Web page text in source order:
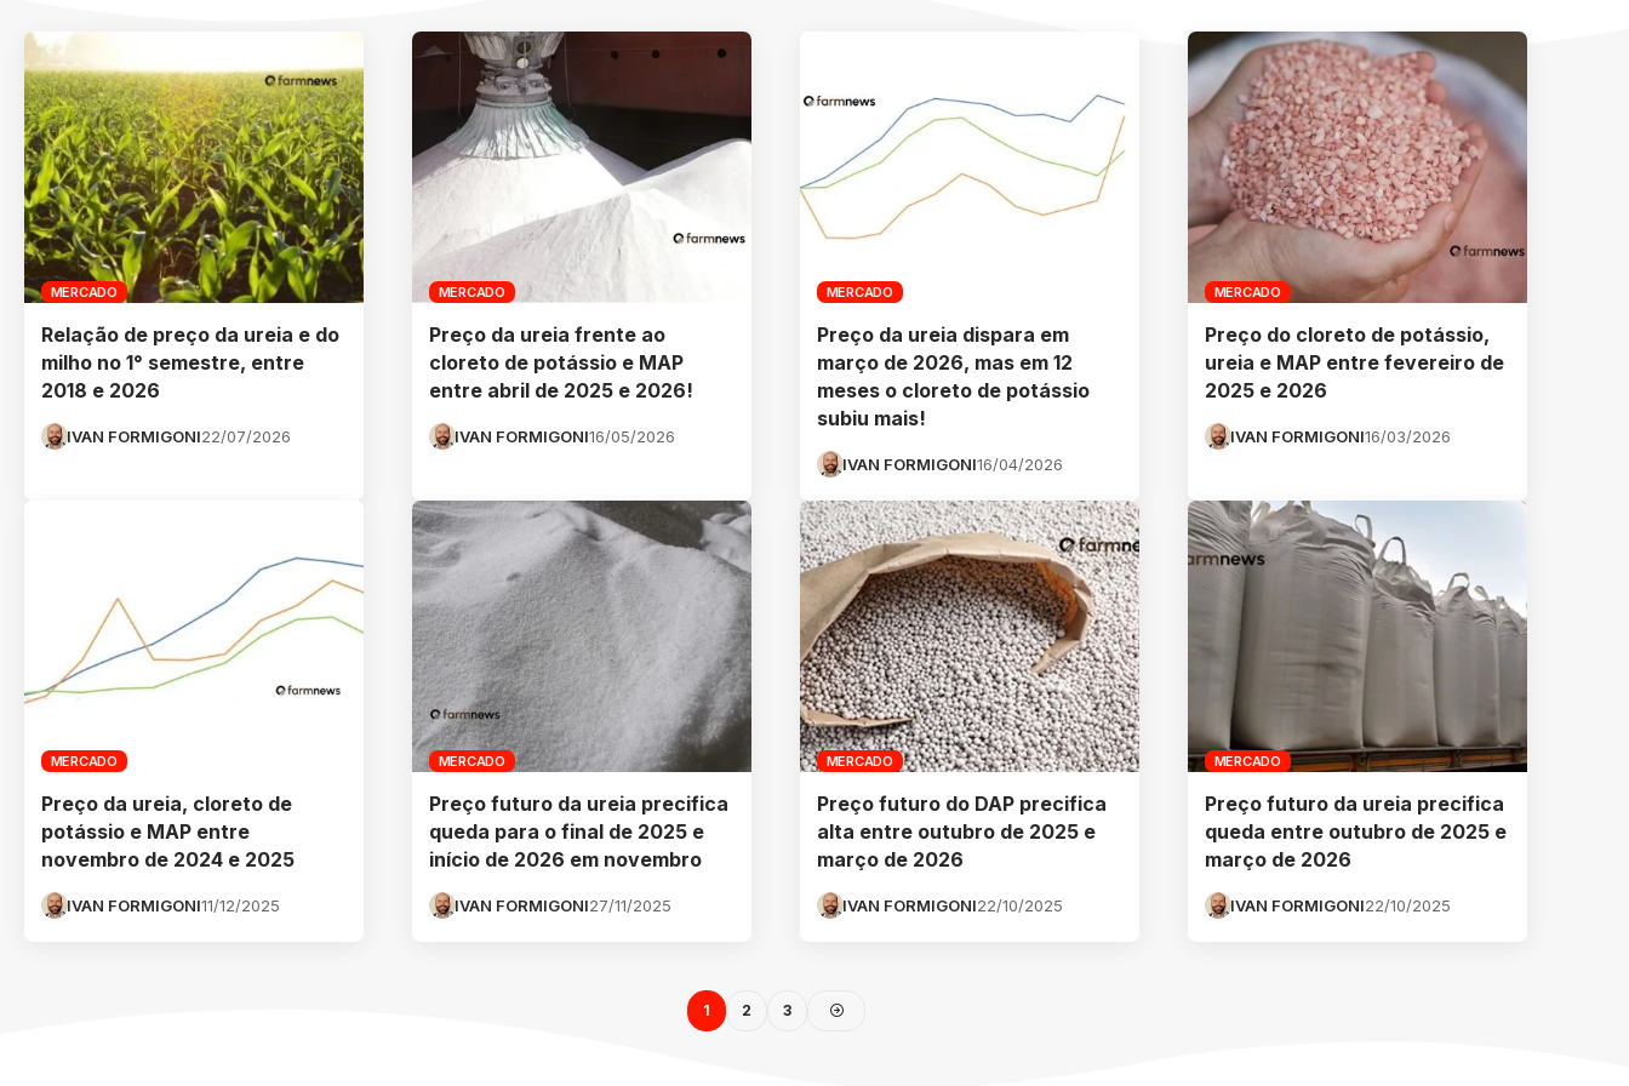
MERCADO
Relação de preço da ureia e do
milho no 1° semestre, entre
2018 e 2026
IVAN FORMIGONI22/07/2026
MERCADO
Preço da ureia frente ao
cloreto de potássio e MAP
entre abril de 2025 e 2026!
IVAN FORMIGONI16/05/2026
MERCADO
Preço da ureia dispara em
março de 2026, mas em 12
meses o cloreto de potássio
subiu mais!
IVAN FORMIGONI16/04/2026
MERCADO
Preço do cloreto de potássio,
ureia e MAP entre fevereiro de
2025 e 2026
IVAN FORMIGONI16/03/2026
MERCADO
Preço da ureia, cloreto de
potássio e MAP entre
novembro de 2024 e 2025
IVAN FORMIGONI11/12/2025
MERCADO
Preço futuro da ureia precifica
queda para o final de 2025 e
início de 2026 em novembro
IVAN FORMIGONI27/11/2025
MERCADO
Preço futuro do DAP precifica
alta entre outubro de 2025 e
março de 2026
IVAN FORMIGONI22/10/2025
MERCADO
Preço futuro da ureia precifica
queda entre outubro de 2025 e
março de 2026
IVAN FORMIGONI22/10/2025
1 2 3